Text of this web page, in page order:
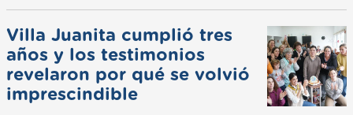
Villa Juanita cumplió tres
años y los testimonios
revelaron por qué se volvió
imprescindible